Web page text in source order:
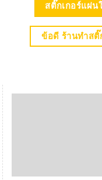
สติ๊กเกอร์แผ่
ข้อดี ร้านทำสติ๊